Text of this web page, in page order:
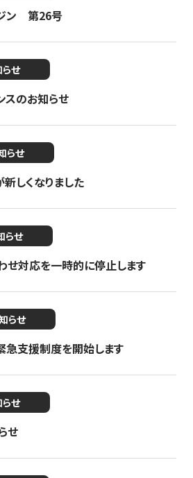
ン 第26号
せ
スのお知らせ
らせ
しくなりました
らせ
せ対応を一時的に停止します
らせ
急支援制度を開始します
せ
せ